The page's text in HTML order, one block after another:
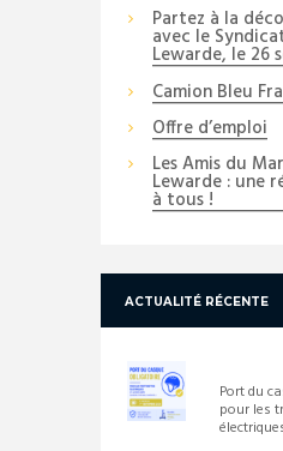
Partez à la
avec le
Lewarde, le 26
Camion Bleu
Offre d’emploi
Les Amis du
Lewarde : une
à tous !
ACTUALITÉ RÉCENTE
Port du
pour les